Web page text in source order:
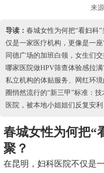
来
导读： 春城女性为何把“看妇科
仅是一家医疗机构，更像是一
同德广场的加班白领，女生们
哪家医院做HPV筛查体验感拉
私立机构的体贴服务、网红环
圈悄然流行的“新三甲”标准：
医院，被本地小姐姐们反复安
春城女性为何把“
聚？
在昆明，妇科医院不仅是